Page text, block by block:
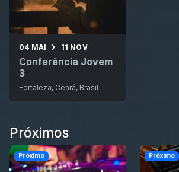
04 MAI 11 NOV
Conferência Jovem
3
Fortaleza, Ceará, Brasil
Próximos
Próximo Próximo